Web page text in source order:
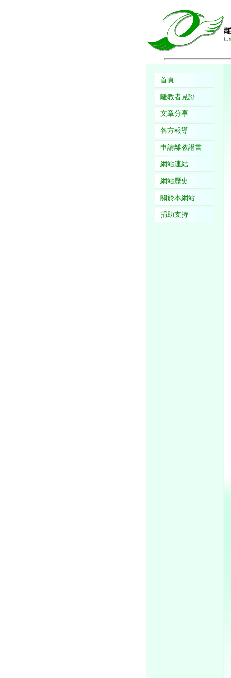
首頁
離教者見證
文章分享
各方報導
申請離教證書
網站連結
網站歷史
關於本網站
捐助支持